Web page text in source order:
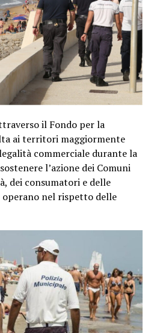
il Fondo per la
ai territori maggiormente
commerciale durante la
l’azione dei Comuni
dei consumatori e delle
nel rispetto delle